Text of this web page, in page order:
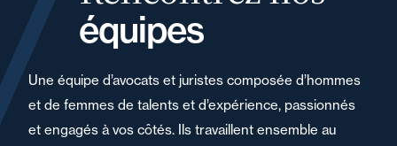
équipes
Une équipe d’avocats et juristes composée d’hommes
et de femmes de talents et d’expérience, passionnés
et engagés à vos côtés. Ils travaillent ensemble au